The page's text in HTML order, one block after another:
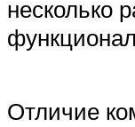
несколько
Отличие